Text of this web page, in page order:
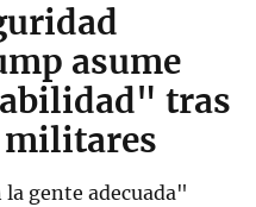
asume
tras
gente adecuada"